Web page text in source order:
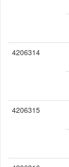
4206314
4206315